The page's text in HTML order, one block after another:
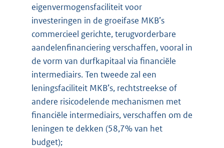
eigenvermogensfaciliteit voor
investeringen in de groeifase MKB’s
commercieel gerichte, terugvorderbare
aandelenfinanciering verschaffen, vooral in
de vorm van durfkapitaal via financiële
intermediairs. Ten tweede zal een
leningsfaciliteit MKB’s, rechtstreekse of
andere risicodelende mechanismen met
financiële intermediairs, verschaffen om de
leningen te dekken (58,7% van het
budget);